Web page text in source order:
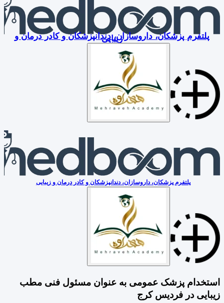
پلتفرم پزشکان، داروسازان، دندانپزشکان و کادر درمان و
زیبایی
پلتفرم پزشکان، داروسازان، دندانپزشکان و کادر درمان و زیبایی
استخدام پزشک عمومی به عنوان مسئول فنی مطب
زیبایی در فردیس کرج